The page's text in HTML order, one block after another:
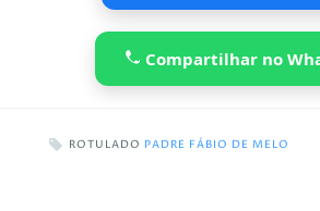
Compartilhar no
ROTULADO PADRE FÁBIO DE MELO